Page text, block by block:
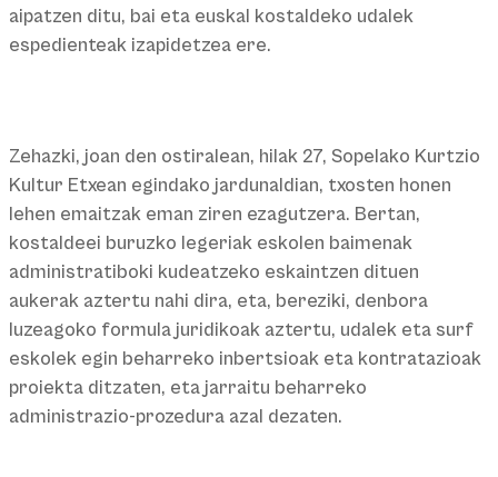
aipatzen ditu, bai eta euskal kostaldeko udalek
espedienteak izapidetzea ere.
Zehazki, joan den ostiralean, hilak 27, Sopelako Kurtzio
Kultur Etxean egindako jardunaldian, txosten honen
lehen emaitzak eman ziren ezagutzera. Bertan,
kostaldeei buruzko legeriak eskolen baimenak
administratiboki kudeatzeko eskaintzen dituen
aukerak aztertu nahi dira, eta, bereziki, denbora
luzeagoko formula juridikoak aztertu, udalek eta surf
eskolek egin beharreko inbertsioak eta kontratazioak
proiekta ditzaten, eta jarraitu beharreko
administrazio-prozedura azal dezaten.